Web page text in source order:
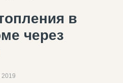
в
через
2019